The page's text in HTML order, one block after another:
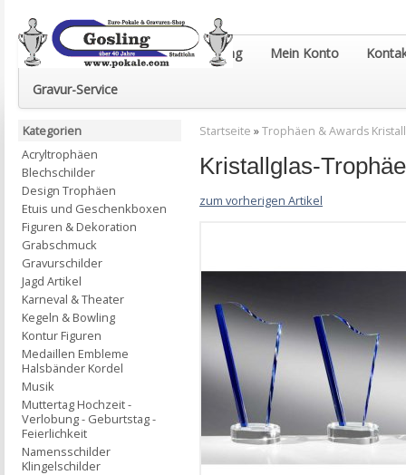
Euro-Pokale & Gravur-Shop Gosling Mein Konto
Gravur-Service
Startseite »Trophäen & Awards Kristall
Kristallglas-
zum vorherigen Artikel
Kategorien
Acryltrophäen
Blechschilder
Design Trophäen
Etuis und Geschenkboxen
Figuren & Dekoration
Grabschmuck
Gravurschilder
Jagd Artikel
Karneval & Theater
Kegeln & Bowling
Kontur Figuren
Medaillen Embleme
Halsbänder Kordel
Musik
Muttertag Hochzeit -
Verlobung - Geburtstag -
Feierlichkeit
Namensschilder
Klingelschilder